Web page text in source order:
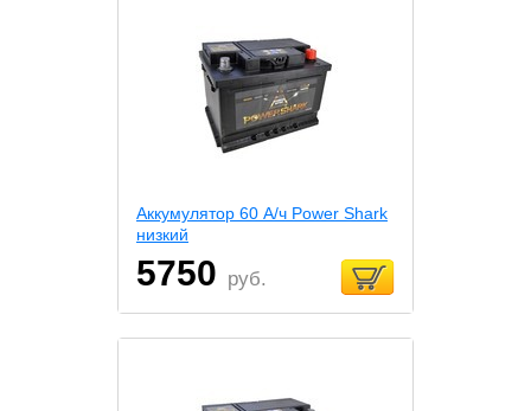
Аккумулятор 60 А/ч Power Shark
низкий
5750 руб.